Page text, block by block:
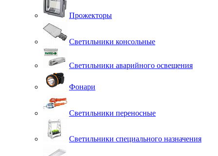
Прожекторы
Светильники консольные
Светильники аварийного освещения
Фонари
Светильники переносные
Светильники специального назначения